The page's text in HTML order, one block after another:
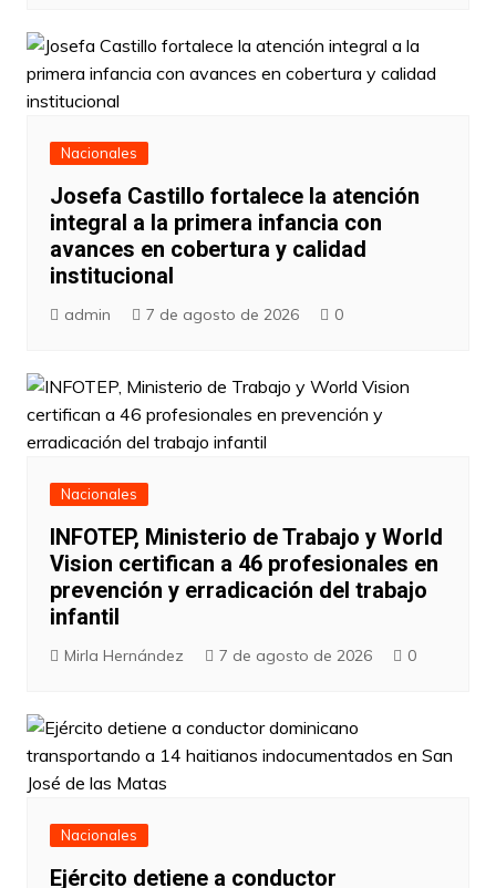
Nacionales
Josefa Castillo fortalece la atención
integral a la primera infancia con
avances en cobertura y calidad
institucional
admin 7 de agosto de 2026 0
Nacionales
INFOTEP, Ministerio de Trabajo y World
Vision certifican a 46 profesionales en
prevención y erradicación del trabajo
infantil
Mirla Hernández 7 de agosto de 2026 0
Nacionales
Ejército detiene a conductor